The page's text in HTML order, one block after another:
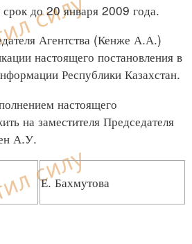
срок до 20 января 2009 года.
Агентства (Кенже А.А.)
настоящего постановления в
Республики Казахстан.
настоящего
на заместителя Председателя
А.У.
Е. Бахмутова